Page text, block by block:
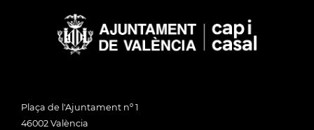
Plaça de l'Ajuntament nº 1
46002 València